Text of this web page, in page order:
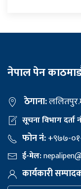
नेपाल पेन
ठेगाना:
सूचना विभाग दर्ता
फोन नं:+९७७-
ई-मेल:
कार्यकारी